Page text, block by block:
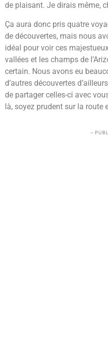
de plaisant. Je dirais même,
Ça aura donc pris quatre
de découvertes, mais nous
idéal pour voir ces
vallées et les champs de
certain. Nous avons eu
d’autres découvertes
de partager celles-ci avec
là, soyez prudent sur la route
–